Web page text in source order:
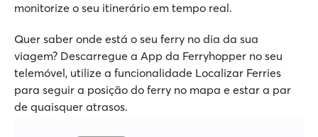
monitorize o seu itinerário em tempo real.
Quer saber onde está o seu ferry no dia da sua
viagem? Descarregue a App da Ferryhopper no seu
telemóvel, utilize a funcionalidade Localizar Ferries
para seguir a posição do ferry no mapa e estar a par
de quaisquer atrasos.